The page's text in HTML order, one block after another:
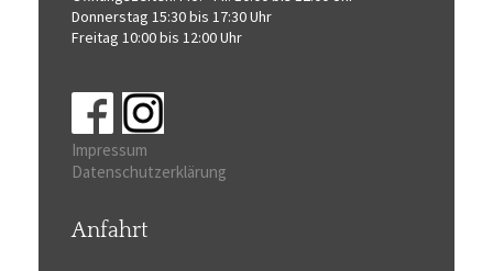
Donnerstag 15:30 bis 17:30 Uhr
Freitag 10:00 bis 12:00 Uhr
Impressum
Datenschutzerklärung
Anfahrt